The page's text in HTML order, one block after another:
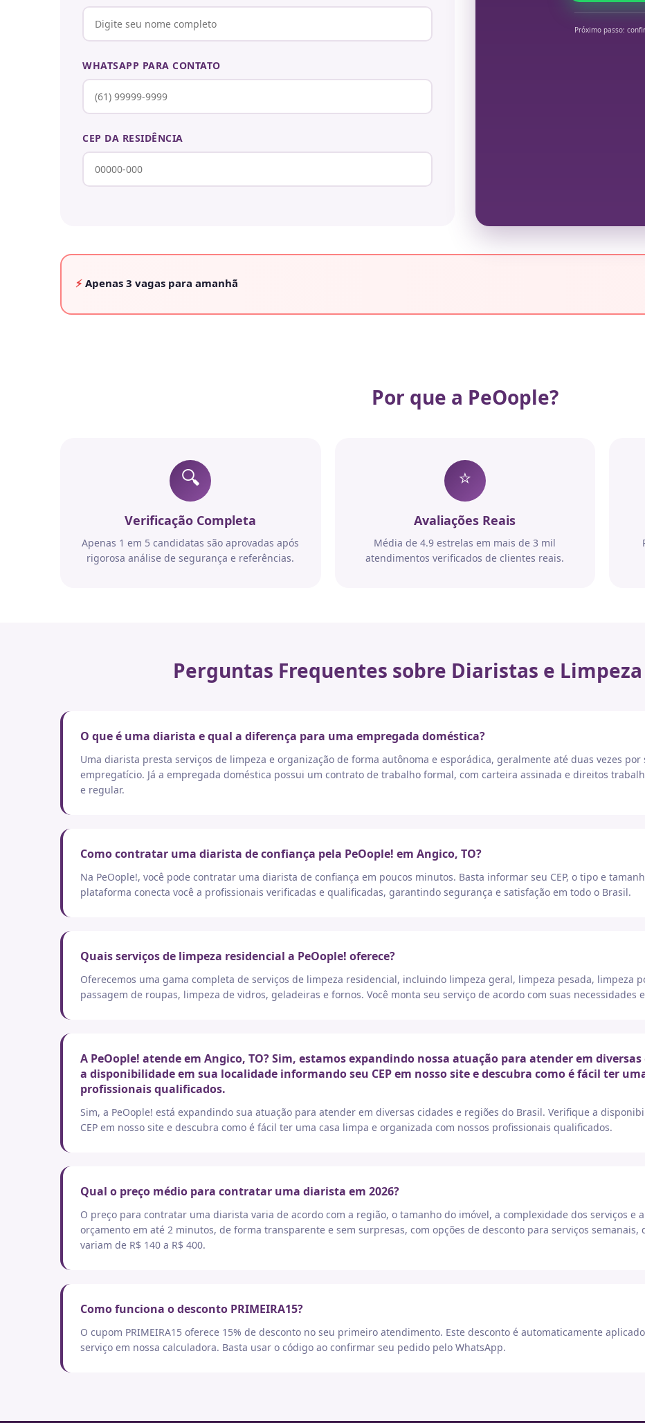
WHATSAPP PARA CONTATO
CEP DA RESIDÊNCIA
Próximo passo:
⚡ Apenas 3 vagas para amanhã
Por que a PeOople?
🔍
Verificação Completa
Apenas 1 em 5 candidatas são aprovadas após
rigorosa análise de segurança e referências.
⭐
Avaliações Reais
Média de 4.9 estrelas em mais de 3 mil
atendimentos verificados de clientes reais.
Perguntas Frequentes sobre Diaristas e
O que é uma diarista e qual a diferença para uma empregada doméstica?
Uma diarista presta serviços de limpeza e organização de forma autônoma e esporádica, geralmente até duas vezes
empregatício. Já a empregada doméstica possui um contrato de trabalho formal, com carteira assinada e direitos
e regular.
Como contratar uma diarista de confiança pela PeOople! em Angico, TO?
Na PeOople!, você pode contratar uma diarista de confiança em poucos minutos. Basta informar seu CEP, o tipo e
plataforma conecta você a profissionais verificadas e qualificadas, garantindo segurança e satisfação em todo o Brasil.
Quais serviços de limpeza residencial a PeOople! oferece?
Oferecemos uma gama completa de serviços de limpeza residencial, incluindo limpeza geral, limpeza pesada, limpeza
passagem de roupas, limpeza de vidros, geladeiras e fornos. Você monta seu serviço de acordo com suas necessidades
A PeOople! atende em Angico, TO? Sim, estamos expandindo nossa atuação para atender em
a disponibilidade em sua localidade informando seu CEP em nosso site e descubra como é fácil ter
profissionais qualificados.
Sim, a PeOople! está expandindo sua atuação para atender em diversas cidades e regiões do Brasil. Verifique a
CEP em nosso site e descubra como é fácil ter uma casa limpa e organizada com nossos profissionais qualificados.
Qual o preço médio para contratar uma diarista em 2026?
O preço para contratar uma diarista varia de acordo com a região, o tamanho do imóvel, a complexidade dos serviços e
orçamento em até 2 minutos, de forma transparente e sem surpresas, com opções de desconto para serviços semanais,
variam de R$ 140 a R$ 400.
Como funciona o desconto PRIMEIRA15?
O cupom PRIMEIRA15 oferece 15% de desconto no seu primeiro atendimento. Este desconto é automaticamente
serviço em nossa calculadora. Basta usar o código ao confirmar seu pedido pelo WhatsApp.